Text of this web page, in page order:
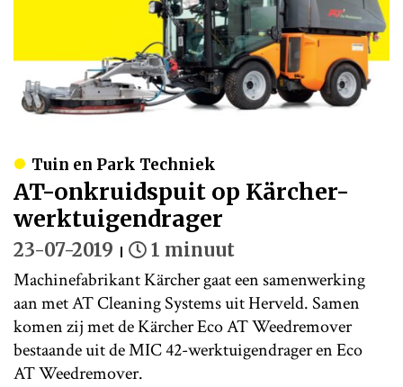
Tuin en Park Techniek
AT-onkruidspuit op Kärcher-
werktuigendrager
23-07-2019 1 minuut
Machinefabrikant Kärcher gaat een samenwerking
aan met AT Cleaning Systems uit Herveld. Samen
komen zij met de Kärcher Eco AT Weedremover
bestaande uit de MIC 42-werktuigendrager en Eco
AT Weedremover.